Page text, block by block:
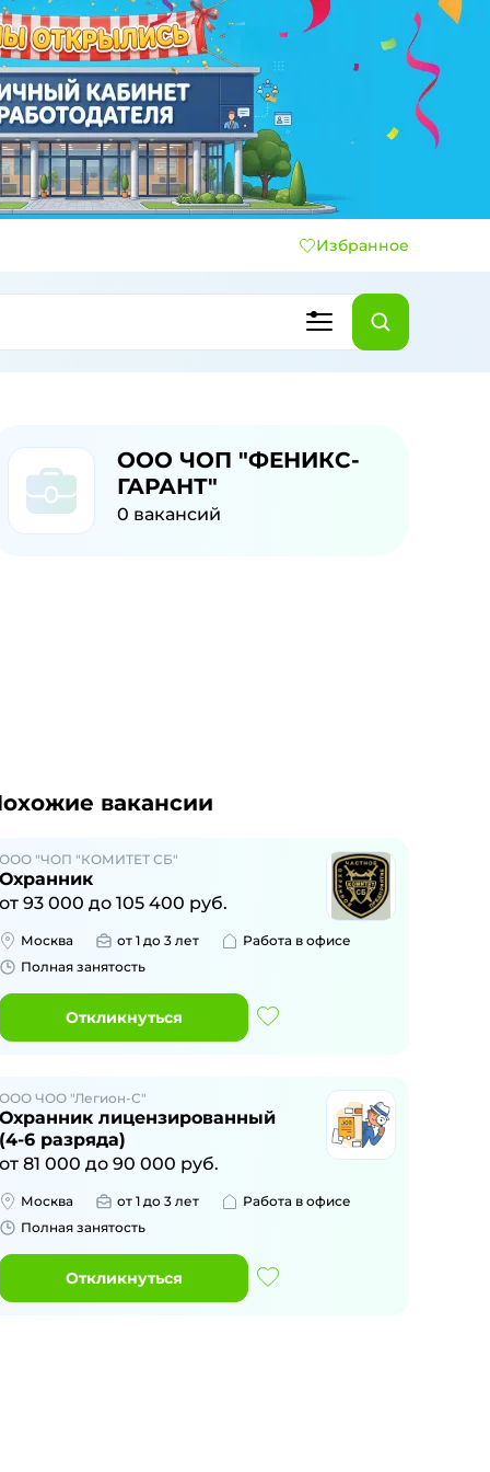
Избранное
ООО ЧОП "ФЕНИКС-
ГАРАНТ"
0 вакансий
вакансии
ООО "ЧОП "КОМИТЕТ СБ"
Охранник
от 93 000 до 105 400 руб.
Москва от 1 до 3 лет
Работа в офисе
Полная занятость
Откликнуться
ООО ЧОО "Легион-С"
Охранник лицензированный
(4-6 разряда)
от 81 000 до 90 000 руб.
Москва от 1 до 3 лет
Работа в офисе
Полная занятость
Откликнуться